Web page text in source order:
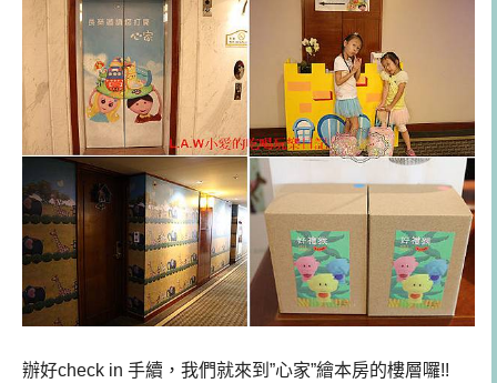
辦好check in 手續，我們就來到”心家”繪本房的樓層囉!!